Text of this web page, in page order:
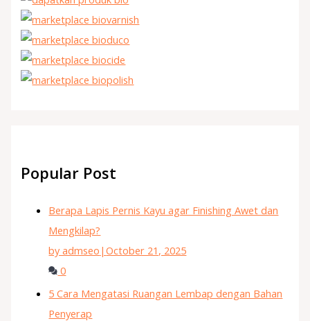
Popular Post
Berapa Lapis Pernis Kayu agar Finishing Awet dan
Mengkilap?
by admseo |October 21, 2025
0
5 Cara Mengatasi Ruangan Lembap dengan Bahan
Penyerap